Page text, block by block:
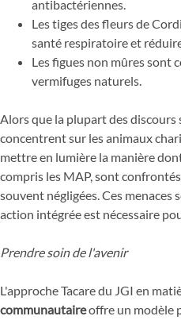
antibactériennes.
Les tiges des fleurs de
santé respiratoire et
Les figues non mûres sont
vermifuges naturels.
Alors que la plupart des discours
concentrent sur les animaux
mettre en lumière la manière
compris les MAP, sont
souvent négligées. Ces
action intégrée est nécessaire
Prendre soin de l'avenir
L'approche Tacare du JGI en
communautaireoffre un modèle